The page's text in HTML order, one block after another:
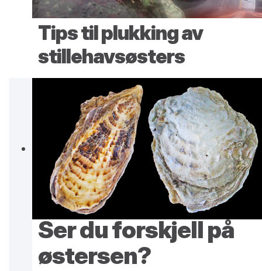
Tips til plukking av
stillehavsøsters
Ser du forskjell på
østersen?